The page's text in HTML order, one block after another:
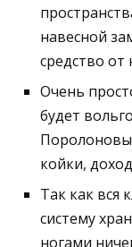
навесной
средство
Очень
будет
койки,
Так как вся
систему
ногами